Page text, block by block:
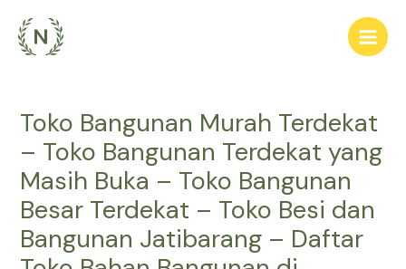
konten
Main
Toko Bangunan Murah Terdekat
– Toko Bangunan Terdekat yang
Masih Buka – Toko Bangunan
Besar Terdekat – Toko Besi dan
Bangunan Jatibarang – Daftar